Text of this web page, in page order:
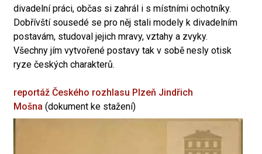
divadelní práci, občas si zahrál i s místními ochotníky.
Dobřívští sousedé se pro něj stali modely k divadelním
postavám, studoval jejich mravy, vztahy a zvyky.
Všechny jím vytvořené postavy tak v sobě nesly otisk
ryze českých charakterů.
reportáž Českého rozhlasu Plzeň Jindřich
Mošna (dokument ke stažení)